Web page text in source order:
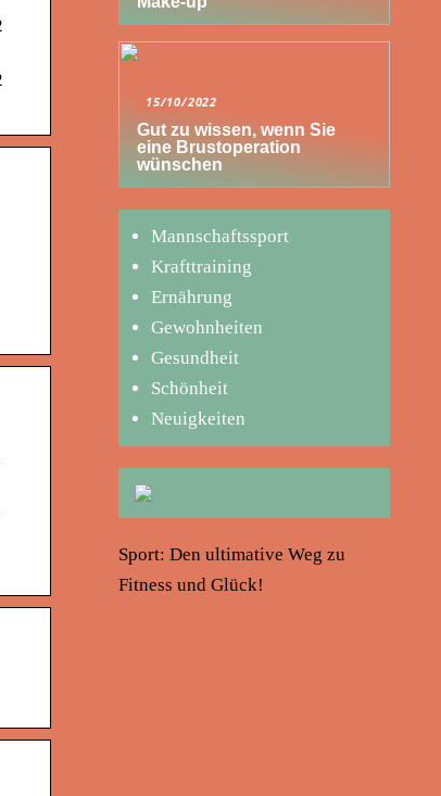
15/10/2022
Gut zu wissen, wenn Sie
eine Brustoperation
wünschen
Mannschaftssport
Krafttraining
Ernährung
Gewohnheiten
Gesundheit
Schönheit
Neuigkeiten
Sport: Den ultimative Weg zu
Fitness und Glück!